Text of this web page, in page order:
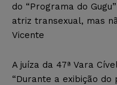
do “Programa do
atriz transexual, mas
Vicente
A juíza da 47ª Vara
“Durante a exibição